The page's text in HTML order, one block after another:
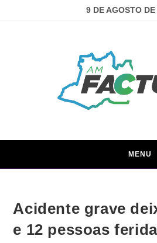
9 DE AGOSTO
MENU
Acidente grave
e 12 pessoas